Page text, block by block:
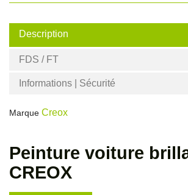
Description
FDS / FT
Informations | Sécurité
Marque Creox
Peinture voiture
CREOX